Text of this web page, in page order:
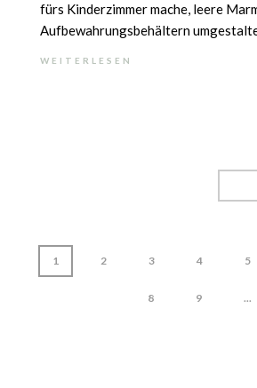
fürs Kinderzimmer mache, leere
Aufbewahrungsbehältern
WEITERLESEN
1 2 3 4 5
8 9 ...